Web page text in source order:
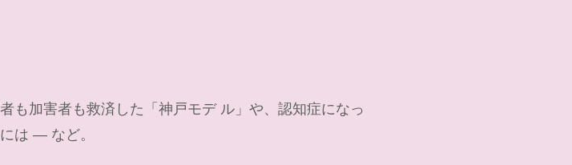
も加害者も救済した「神戸モデ ル」や、認知症になっ
は ― など。